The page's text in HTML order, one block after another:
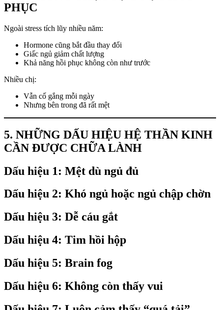
PHỤC
Ngoài stress tích lũy nhiều năm:
Hormone cũng bắt đầu thay đổi
Giấc ngủ giảm chất lượng
Khả năng hồi phục không còn như trước
Nhiều chị:
Vẫn cố gắng mỗi ngày
Nhưng bên trong đã rất mệt
5. NHỮNG DẤU HIỆU HỆ THẦN KINH
CẦN ĐƯỢC CHỮA LÀNH
Dấu hiệu 1: Mệt dù ngủ đủ
Dấu hiệu 2: Khó ngủ hoặc ngủ chập chờn
Dấu hiệu 3: Dễ cáu gắt
Dấu hiệu 4: Tim hồi hộp
Dấu hiệu 5: Brain fog
Dấu hiệu 6: Không còn thấy vui